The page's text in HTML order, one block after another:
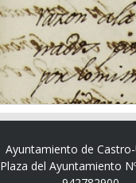
Ayuntamiento de
Plaza del Ayuntamiento